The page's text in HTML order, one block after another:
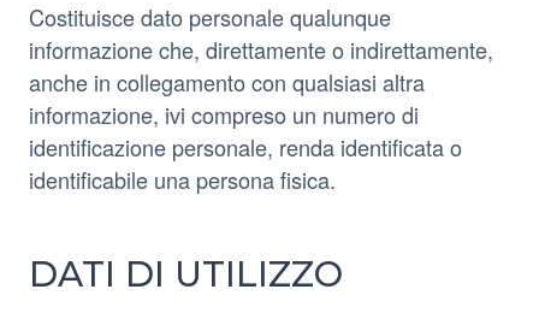
Costituisce dato personale qualunque
informazione che, direttamente o indirettamente,
anche in collegamento con qualsiasi altra
informazione, ivi compreso un numero di
identificazione personale, renda identificata o
identificabile una persona fisica.
DATI DI UTILIZZO